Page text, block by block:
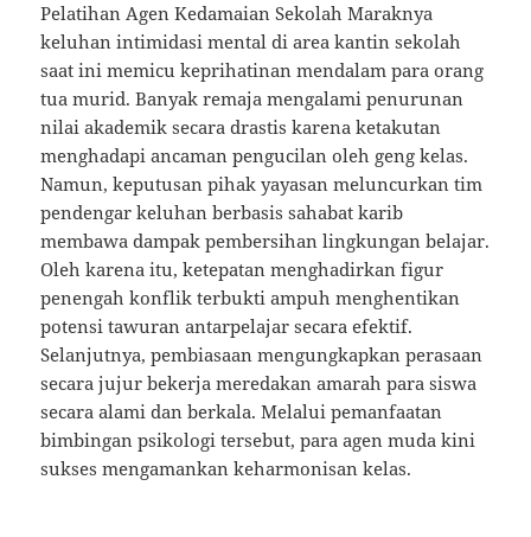
Pelatihan Agen Kedamaian Sekolah Maraknya
keluhan intimidasi mental di area kantin sekolah
saat ini memicu keprihatinan mendalam para orang
tua murid. Banyak remaja mengalami penurunan
nilai akademik secara drastis karena ketakutan
menghadapi ancaman pengucilan oleh geng kelas.
Namun, keputusan pihak yayasan meluncurkan tim
pendengar keluhan berbasis sahabat karib
membawa dampak pembersihan lingkungan belajar.
Oleh karena itu, ketepatan menghadirkan figur
penengah konflik terbukti ampuh menghentikan
potensi tawuran antarpelajar secara efektif.
Selanjutnya, pembiasaan mengungkapkan perasaan
secara jujur bekerja meredakan amarah para siswa
secara alami dan berkala. Melalui pemanfaatan
bimbingan psikologi tersebut, para agen muda kini
sukses mengamankan keharmonisan kelas.